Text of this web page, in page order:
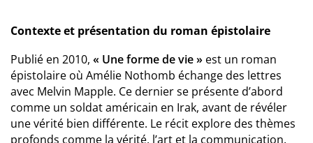
Contexte et présentation du roman épistolaire
Publié en 2010, « Une forme de vie » est un roman
épistolaire où Amélie Nothomb échange des lettres
avec Melvin Mapple. Ce dernier se présente d’abord
comme un soldat américain en Irak, avant de révéler
une vérité bien différente. Le récit explore des thèmes
profonds comme la vérité, l’art et la communication.